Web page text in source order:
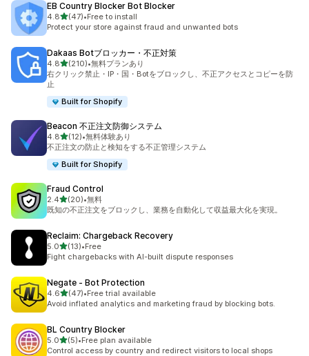
EB Country Blocker Bot Blocker
4.85つ星中
(47)
合計レビュー数：47件
•Free to install
Protect your store against fraud and unwanted bots
Dakaas Botブロッカー・不正対策
4.85つ星中
(210)
合計レビュー数：210件
•無料プランあり
右クリック禁止・IP・国・Botをブロックし、不正アクセスとコピーを防
止
Built for Shopify
Beacon 不正注文防御システム
4.85つ星中
(12)
合計レビュー数：12件
•無料体験あり
不正注文の防止と検知をする不正管理システム
Built for Shopify
Fraud Control
2.45つ星中
(20)
合計レビュー数：20件
•無料
既知の不正注文をブロックし、業務を自動化して収益最大化を実現。
Reclaim: Chargeback Recovery
5.05つ星中
(13)
合計レビュー数：13件
•Free
Fight chargebacks with AI-built dispute responses
Negate ‑ Bot Protection
4.65つ星中
(47)
合計レビュー数：47件
•Free trial available
Avoid inflated analytics and marketing fraud by blocking bots.
BL Country Blocker
5.05つ星中
(5)
合計レビュー数：5件
•Free plan available
Control access by country and redirect visitors to local shops